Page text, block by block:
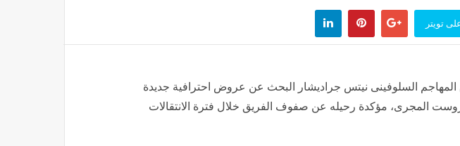
تويتر
المهاجم السلوفينى نيتس جراديشار البحث عن عروض احترافية جديدة
بروست المجرى، مؤكدة رحيله عن صفوف الفريق خلال فترة الانتقالات